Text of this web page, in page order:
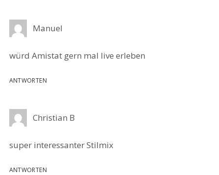
Manuel
würd Amistat gern mal live erleben
ANTWORTEN
Christian B
super interessanter Stilmix
ANTWORTEN